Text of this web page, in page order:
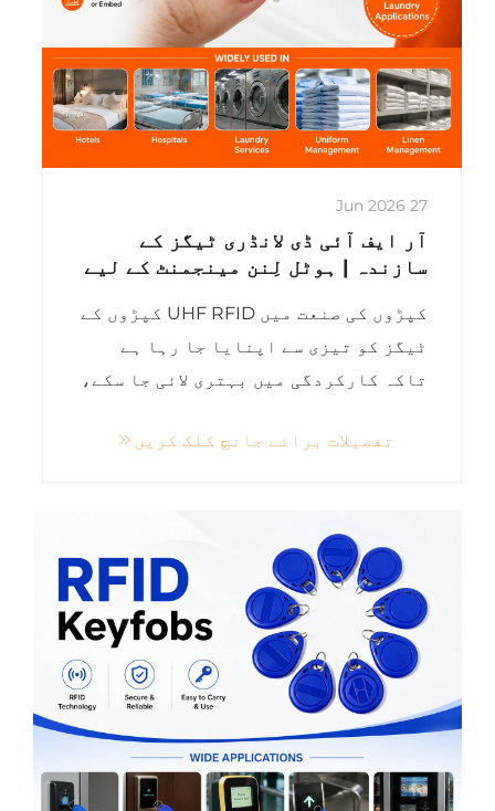
27 Jun 2026
آر ایف آئی ڈی لانڈری ٹیگز کے
سازندہ | ہوٹل لِنن مینجمنٹ کے لیے
ڈی لانڈری ٹیگز
کپڑوں کی صنعت میں UHF RFID کپڑوں کے
ٹیگز کو تیزی سے اپنایا جا رہا ہے
تاکہ کارکردگی میں بہتری لائی جا سکے،
اور کپڑوں اور لِننز کو ان کے پورے عمر
ہسپتال کے یونیفارم ہوں، یا صنعتی
کام کے لیے استعمال ہونے والے کپڑے
ہوں...
تفصیلات برائے جانچ کلک کریں